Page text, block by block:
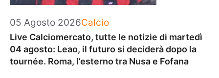
05 Agosto 2026Categorie
Calcio
Live Calciomercato, tutte le notizie di martedì
04 agosto: Leao, il futuro si deciderà dopo la
tournée. Roma, l’esterno tra Nusa e Fofana